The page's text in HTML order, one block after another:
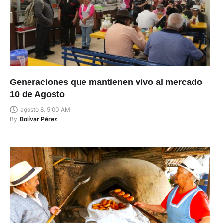
Generaciones que mantienen vivo al mercado
10 de Agosto
agosto 8, 5:00 AM
By Bolívar Pérez